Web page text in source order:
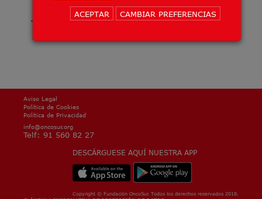
ACEPTAR CAMBIAR PREFERENCIAS
Aviso Legal
Política de Cookies
Política de Privacidad
info@oncosur.org
Telf: 91 560 82 27
DESCÁRGUESE AQUÍ NUESTRA APP
Copyright © Fundación OncoSur. Todos los derechos reservados 2018.